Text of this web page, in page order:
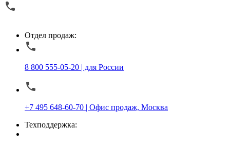
Отдел продаж:
8 800 555-05-20 | для России
+7 495 648-60-70 | Офис продаж, Москва
Техподдержка: